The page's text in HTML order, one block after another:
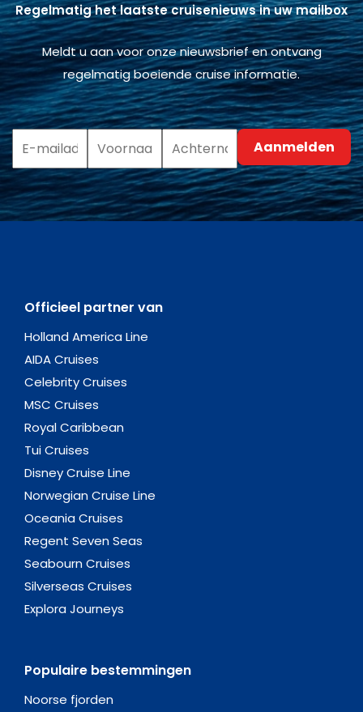
Regelmatig het laatste cruisenieuws in uw mailbox
Meldt u aan voor onze nieuwsbrief en ontvang
regelmatig boeiende cruise informatie.
Officieel partner van
Holland America Line
AIDA Cruises
Celebrity Cruises
MSC Cruises
Royal Caribbean
Tui Cruises
Disney Cruise Line
Norwegian Cruise Line
Oceania Cruises
Regent Seven Seas
Seabourn Cruises
Silverseas Cruises
Explora Journeys
Populaire bestemmingen
Noorse fjorden